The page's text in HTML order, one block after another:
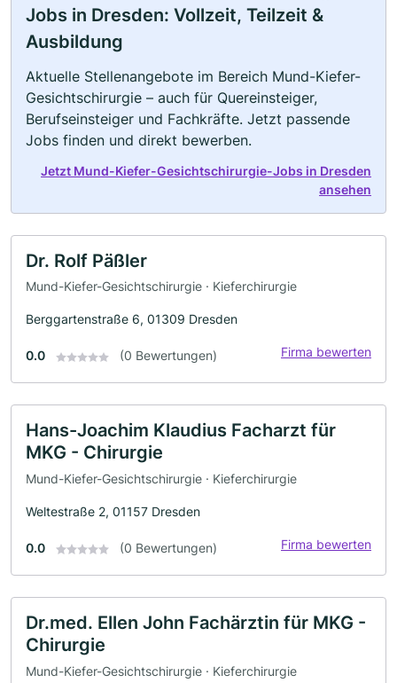
Jobs in Dresden: Vollzeit, Teilzeit &
Ausbildung
Aktuelle Stellenangebote im Bereich Mund-Kiefer-
Gesichtschirurgie – auch für Quereinsteiger,
Berufseinsteiger und Fachkräfte. Jetzt passende
Jobs finden und direkt bewerben.
Jetzt Mund-Kiefer-Gesichtschirurgie-Jobs in Dresden
ansehen
Dr. Rolf Päßler
Mund-Kiefer-Gesichtschirurgie · Kieferchirurgie
Berggartenstraße 6, 01309 Dresden
0.0 (0 Bewertungen) Firma bewerten
Hans-Joachim Klaudius Facharzt für
MKG - Chirurgie
Mund-Kiefer-Gesichtschirurgie · Kieferchirurgie
Weltestraße 2, 01157 Dresden
0.0 (0 Bewertungen) Firma bewerten
Dr.med. Ellen John Fachärztin für MKG -
Chirurgie
Mund-Kiefer-Gesichtschirurgie · Kieferchirurgie